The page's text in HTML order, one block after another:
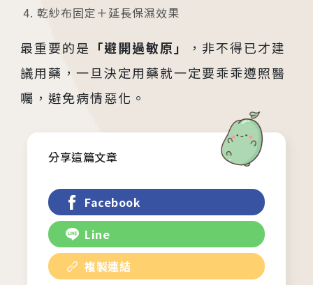
台中總院
板橋院區
/Taipei
門診異動
2026.04.16
台中總院 「婚後孕前健康檢查」、「生育力健
檢」、「婚前健康檢查」及「育兒健檢」門診表
活動講座
2026.01.22
乾紗布固定＋延長保濕效果
最重要的是 「避開過敏原」
，非不得已才建
議用藥，一旦決定用藥就一定要乖乖遵照醫
囑，避免病情惡化。
分享這篇文章
Facebook
Line
複製連結